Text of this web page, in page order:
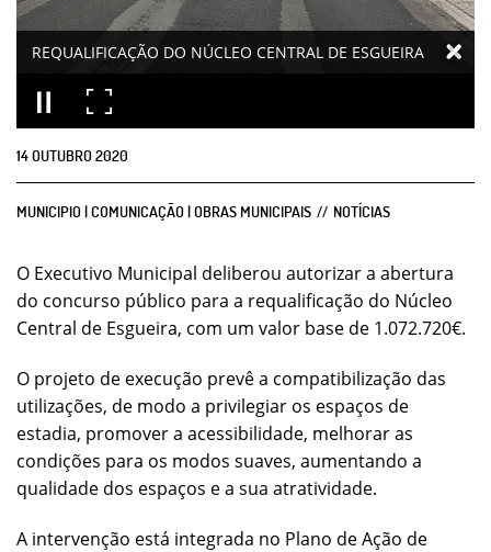
REQUALIFICAÇÃO DO NÚCLEO CENTRAL DE ESGUEIRA
14OUTUBRO2020
MUNICIPIO | COMUNICAÇÃO | OBRAS MUNICIPAIS NOTÍCIAS
O Executivo Municipal deliberou autorizar a abertura
do concurso público para a requalificação do Núcleo
Central de Esgueira, com um valor base de 1.072.720€.
O projeto de execução prevê a compatibilização das
utilizações, de modo a privilegiar os espaços de
estadia, promover a acessibilidade, melhorar as
condições para os modos suaves, aumentando a
qualidade dos espaços e a sua atratividade.
A intervenção está integrada no Plano de Ação de